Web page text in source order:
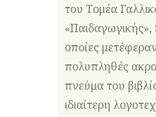
του Τομέα
οποίες
πολυπληθές
πνεύμα του
ιδιαίτερη